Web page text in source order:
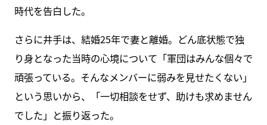
時代を告白した。
さらに井手は、結婚25年で妻と離婚。どん底状態で独
り身となった当時の心境について「軍団はみんな個々で
頑張っている。そんなメンバーに弱みを見せたくない」
という思いから、「一切相談をせず、助けも求めません
でした」と振り返った。